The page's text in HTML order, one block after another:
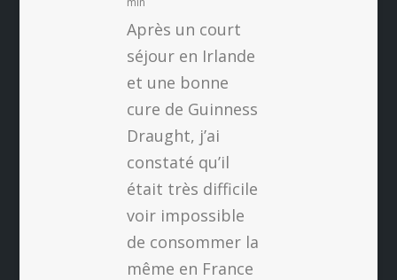
Après un court
séjour en Irlande
et une bonne
cure de Guinness
Draught, j’ai
constaté qu’il
était très difficile
voir impossible
de consommer la
même en France